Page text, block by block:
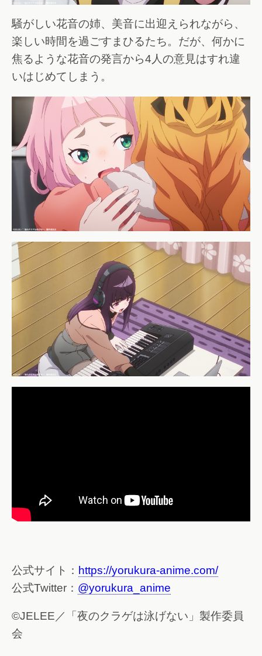
騒がしい花音の姉、美音に出迎えられながら、
楽しい時間を過ごすまひるたち。だが、何かに
焦るような花音の発言から4人の意見はすれ違
いはじめてしまう。
公式サイト： https://yorukura-anime.com/
公式Twitter： @yorukura_anime
©JELEE／「夜のクラゲは泳げない」製作委員
会